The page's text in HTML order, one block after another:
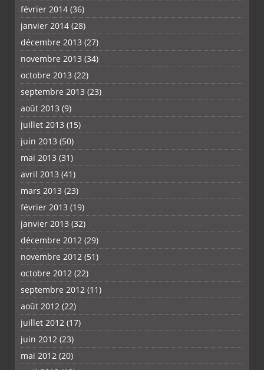
février 2014 (36)
janvier 2014 (28)
décembre 2013 (27)
novembre 2013 (34)
octobre 2013 (22)
septembre 2013 (23)
août 2013 (9)
juillet 2013 (15)
juin 2013 (50)
mai 2013 (31)
avril 2013 (41)
mars 2013 (23)
février 2013 (19)
janvier 2013 (32)
décembre 2012 (29)
novembre 2012 (51)
octobre 2012 (22)
septembre 2012 (11)
août 2012 (22)
juillet 2012 (17)
juin 2012 (23)
mai 2012 (20)